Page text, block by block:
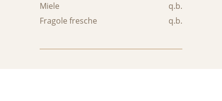
Miele
q.b.
Fragole fresche
q.b.